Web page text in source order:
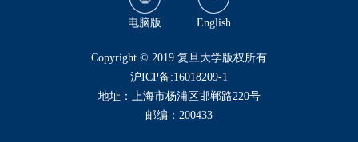
电脑版 English
​Copyright © 2019 复旦大学版权所有
沪ICP备:16018209-1
地址：上海市杨浦区邯郸路220号
邮编：200433